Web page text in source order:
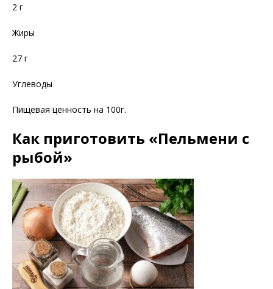
2 г
Жиры
27 г
Углеводы
Пищевая ценность на 100г.
Как приготовить «Пельмени с
рыбой»